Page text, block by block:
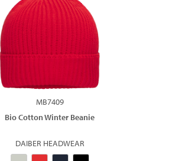
MB7409
Bio Cotton Winter Beanie
DAIBER HEADWEAR